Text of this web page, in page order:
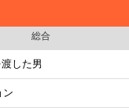
総合
した男
ン